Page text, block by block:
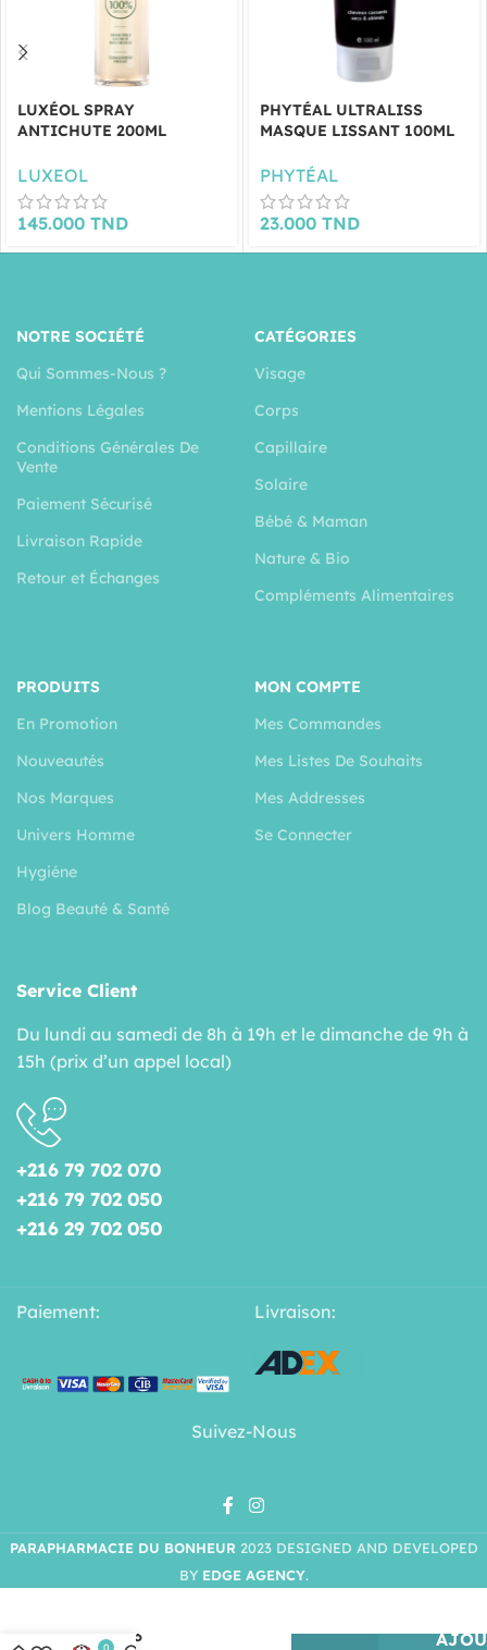
LUXÉOL SPRAY
ANTICHUTE 200ML
LUXEOL
145.000 TND
PHYTÉAL ULTRALISS
MASQUE LISSANT 100ML
PHYTÉAL
23.000 TND
NOTRE SOCIÉTÉ
Qui Sommes-Nous ?
Mentions Légales
Conditions Générales De
Vente
Paiement Sécurisé
Livraison Rapide
Retour et Échanges
CATÉGORIES
Visage
Corps
Capillaire
Solaire
Bébé & Maman
Nature & Bio
Compléments Alimentaires
PRODUITS
En Promotion
Nouveautés
Nos Marques
Univers Homme
Hygiéne
Blog Beauté & Santé
MON COMPTE
Mes Commandes
Mes Listes De Souhaits
Mes Addresses
Se Connecter
Service Client
Du lundi au samedi de 8h à 19h et le dimanche de 9h à
15h (prix d’un appel local)
+216 79 702 070
+216 79 702 050
+216 29 702 050
Paiement: Livraison:
Suivez-Nous
PARAPHARMACIE DU BONHEUR 2023 DESIGNED AND DEVELOPED
BY EDGE AGENCY.
DOPPELHERZ
OMEGA-3
0